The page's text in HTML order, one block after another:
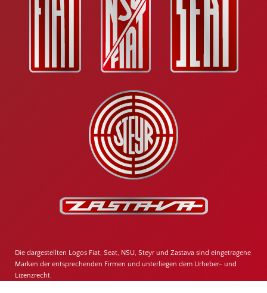
Die dargestellten Logos Fiat, Seat, NSU, Steyr und Zastava sind eingetragene
Marken der entsprechenden Firmen und unterliegen dem Urheber- und
Lizenzrecht.